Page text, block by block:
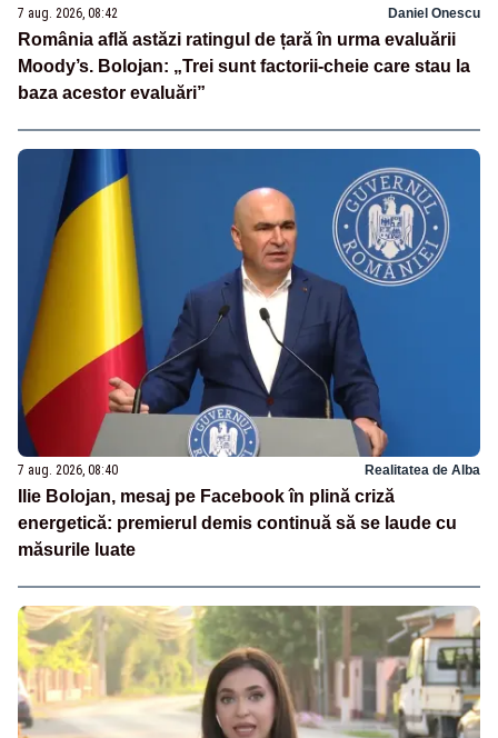
7 aug. 2026, 08:42 Daniel Onescu
România află astăzi ratingul de țară în urma evaluării
Moody’s. Bolojan: „Trei sunt factorii-cheie care stau la
baza acestor evaluări”
7 aug. 2026, 08:40 Realitatea de Alba
Ilie Bolojan, mesaj pe Facebook în plină criză
energetică: premierul demis continuă să se laude cu
măsurile luate